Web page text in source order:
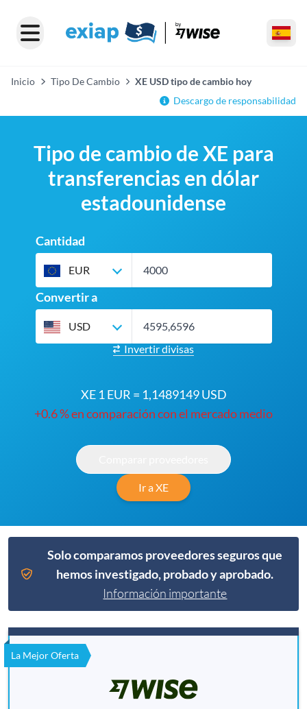
Inicio Tipo De Cambio
XE USD tipo de cambio hoy
Descargo de responsabilidad
Tipo de cambio de XE para
transferencias en dólar
estadounidense
Cantidad
EUR
Convertir a
USD
Invertir divisas
XE 1 EUR = 1,1489149 USD
+0.6 % en comparación con el mercado medio
Ir a XE
Solo comparamos proveedores seguros que
hemos investigado, probado y aprobado.
Información importante
La Mejor Oferta